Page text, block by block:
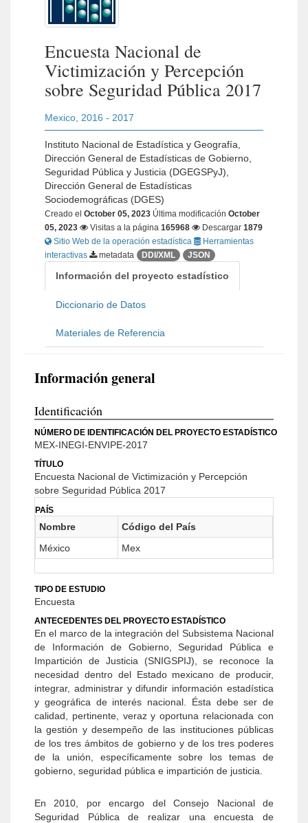
Encuesta Nacional de
Victimización y Percepción
sobre Seguridad Pública 2017
Mexico 2016 - 2017
Instituto Nacional de Estadística y Geografía,
Dirección General de Estadísticas de Gobierno,
Seguridad Pública y Justicia (DGEGSPyJ),
Dirección General de Estadísticas
Sociodemográficas (DGES)
Creado el October 05, 2023 Última modificación October
05, 2023
Visitas a la página 165968 Descargar 1879
Sitio Web de la operación estadística
Herramientas
interactivas
metadata DDI/XML JSON
Información del proyecto estadístico
Diccionario de Datos
Materiales de Referencia
Información general
Identificación
NÚMERO DE IDENTIFICACIÓN DEL PROYECTO ESTADÍSTICO
MEX-INEGI-ENVIPE-2017
TÍTULO
Encuesta Nacional de Victimización y Percepción
sobre Seguridad Pública 2017
PAÍS
Nombre
Código del País
México
Mex
TIPO DE ESTUDIO
Encuesta
ANTECEDENTES DEL PROYECTO ESTADÍSTICO
En el marco de la integración del Subsistema Nacional
de Información de Gobierno, Seguridad Pública e
Impartición de Justicia (SNIGSPIJ), se reconoce la
necesidad dentro del Estado mexicano de producir,
integrar, administrar y difundir información estadística
y geográfica de interés nacional. Ésta debe ser de
calidad, pertinente, veraz y oportuna relacionada con
la gestión y desempeño de las instituciones públicas
de los tres ámbitos de gobierno y de los tres poderes
de la unión, específicamente sobre los temas de
gobierno, seguridad pública e impartición de justicia.
En 2010, por encargo del Consejo Nacional de
Seguridad Pública de realizar una encuesta de